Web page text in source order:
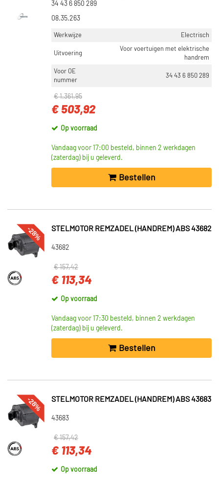
34 43 6 850 289
08.35.263
Werkwijze Electrisch
Uitvoering
Voor voertuigen met elektrische
handrem
Voor OE
nummer
34 43 6 850 289
€ 1.361,95
€ 503,92
Op voorraad
Vandaag voor 17:00 besteld, binnen 2 werkdagen
(zaterdag) bij u geleverd.
Bestellen
-28% STELMOTOR REMZADEL (HANDREM) ABS 43682
43682
€ 157,42
€ 113,34
Op voorraad
Vandaag voor 17:30 besteld, binnen 2 werkdagen
(zaterdag) bij u geleverd.
Bestellen
-28% STELMOTOR REMZADEL (HANDREM) ABS 43683
43683
€ 157,42
€ 113,34
Op voorraad